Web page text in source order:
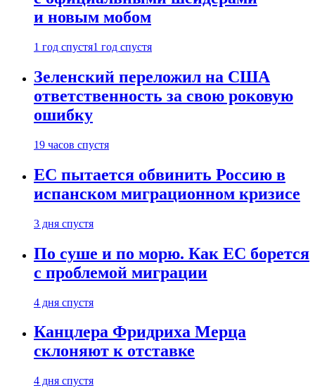
и новым мобом
1 год спустя1 год спустя
Зеленский переложил на США
ответственность за свою роковую
ошибку
19 часов спустя
ЕС пытается обвинить Россию в
испанском миграционном кризисе
3 дня спустя
По суше и по морю. Как ЕС борется
с проблемой миграции
4 дня спустя
Канцлера Фридриха Мерца
склоняют к отставке
4 дня спустя